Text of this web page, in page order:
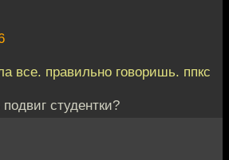
все. правильно говоришь. ппкс
студентки?